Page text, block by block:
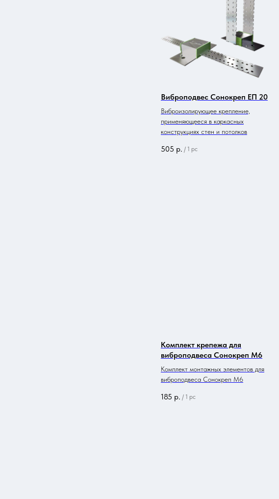
Виброподвес Сонокреп ЕП 20
Виброизолирующее крепление,
применяющееся в каркасных
конструкциях стен и потолков
505 р. / 1 pc
Комплект крепежа для
виброподвеса Сонокреп М6
Комплект монтажных элементов для
виброподвеса Сонокреп М6
185 р. / 1 pc